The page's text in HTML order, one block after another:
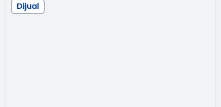
Dijual